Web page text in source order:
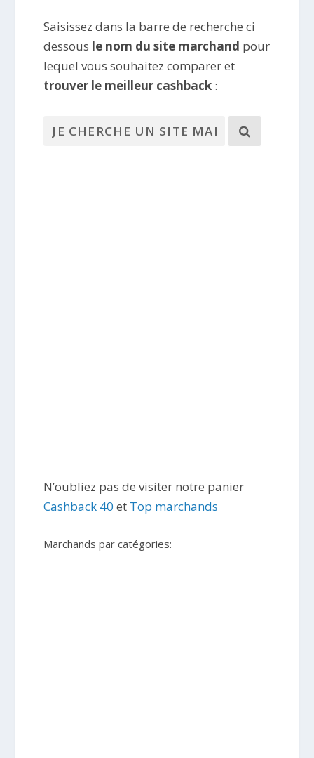
Saisissez dans la barre de recherche ci
dessous le nom du site marchand pour
lequel vous souhaitez comparer et
trouver le meilleur cashback :
N’oubliez pas de visiter notre panier
Cashback 40 et Top marchands
Marchands par catégories: